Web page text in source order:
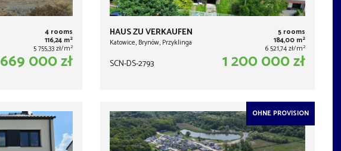
4 rooms
116,24 m2
5 755,33 zł/m2
669 000 zł
HAUS ZU VERKAUFEN
Katowice, Brynów, Przyklinga
5 rooms
184,00 m2
6 521,74 zł/m2
SCN-DS-2793 1 200 000 zł
OHNE PROVISION